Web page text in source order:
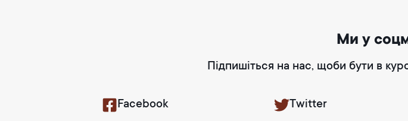
Ми у
Підпишіться на нас, щоби бути в
Facebook Twitter